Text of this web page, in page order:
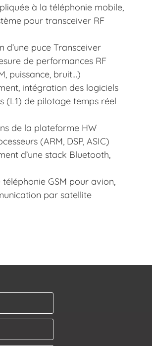
à la téléphonie mobile,
pour transceiver RF
d’une puce Transceiver
de performances RF
puissance, bruit…)
intégration des logiciels
(L1) de pilotage temps réel
de la plateforme HW
(ARM, DSP, ASIC)
d’une stack Bluetooth,
GSM pour avion,
par satellite